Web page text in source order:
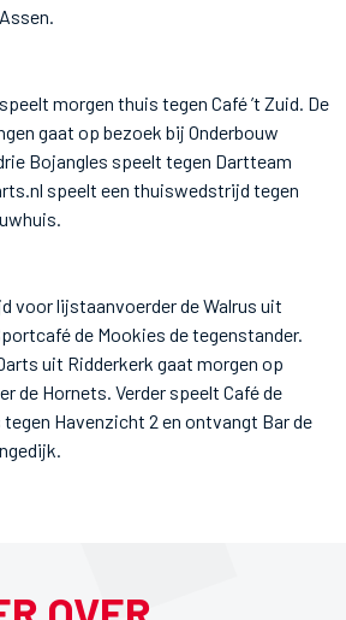
morgen thuis tegen Café ’t Zuid. De
gaat op bezoek bij Onderbouw
Bojangles speelt tegen Dartteam
speelt een thuiswedstrijd tegen
voor lijstaanvoerder de Walrus uit
de Mookies de tegenstander.
uit Ridderkerk gaat morgen op
de Hornets. Verder speelt Café de
Havenzicht 2 en ontvangt Bar de
Langedijk.